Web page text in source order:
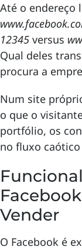
Até o endereço
12345 versus
Qual deles
procura a
Num site
o que o
portfólio, os
no fluxo
Vender
O Facebook é